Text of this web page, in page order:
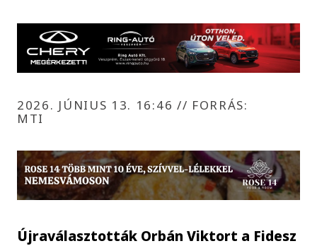
2026. JÚNIUS 13. 16:46 // FORRÁS:
MTI
Újraválasztották Orbán Viktort a Fidesz